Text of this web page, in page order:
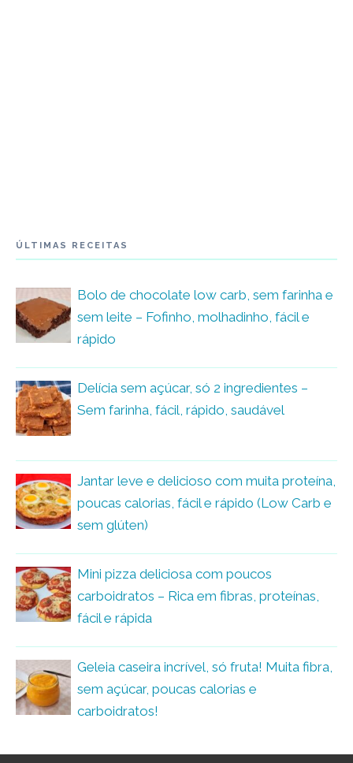
ÚLTIMAS RECEITAS
Bolo de chocolate low carb, sem farinha e
sem leite – Fofinho, molhadinho, fácil e
rápido
Delícia sem açúcar, só 2 ingredientes –
Sem farinha, fácil, rápido, saudável
Jantar leve e delicioso com muita proteína,
poucas calorias, fácil e rápido (Low Carb e
sem glúten)
Mini pizza deliciosa com poucos
carboidratos – Rica em fibras, proteínas,
fácil e rápida
Geleia caseira incrível, só fruta! Muita fibra,
sem açúcar, poucas calorias e
carboidratos!